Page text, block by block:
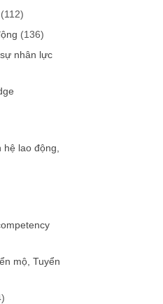
(112)
(136)
nhân lực
lao động,
mộ, Tuyển